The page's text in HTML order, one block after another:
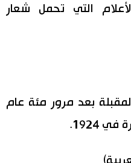
التي تحمل شعار
بعد مرور مئة عام
1924.